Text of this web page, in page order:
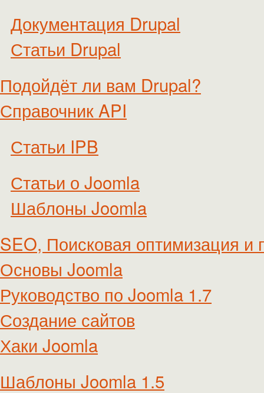
Документация Drupal
Статьи Drupal
Подойдёт ли вам Drupal?
Справочник API
Статьи IPB
Статьи о Joomla
Шаблоны Joomla
SEO, Поисковая оптимизация и
Основы Joomla
Руководство по Joomla 1.7
Создание сайтов
Хаки Joomla
Шаблоны Joomla 1.5